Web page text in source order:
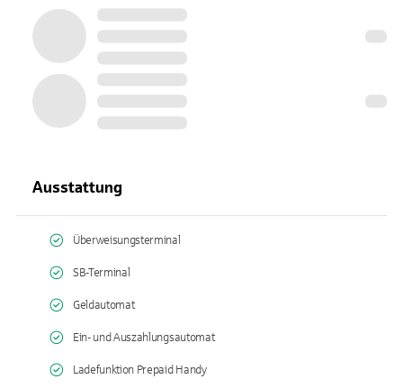
Ausstattung
Überweisungsterminal
SB-Terminal
Geldautomat
Ein- und Auszahlungsautomat
Ladefunktion Prepaid Handy